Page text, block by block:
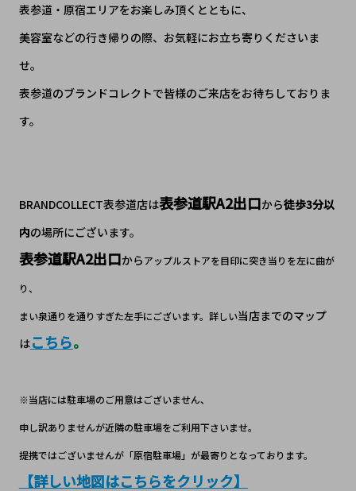
表参道・原宿エリアをお楽しみ頂くとともに、
美容室などの行き帰りの際、お気軽にお立ち寄りくださいま
せ。
表参道のブランドコレクトで皆様のご来店をお待ちしておりま
す。
BRANDCOLLECT表参道店は表参道駅A2出口から徒歩3分以
内の場所にございます。
表参道駅A2出口からアップルストアを目印に突き当りを左に曲が
り、
まい泉通りを通りすぎた左手にございます。詳しい当店までのマップ
はこちら。
※当店には駐車場のご用意はございません、
申し訳ありませんが近隣の駐車場をご利用下さいませ。
提携ではございませんが「原宿駐車場」が最寄りとなっております。
【詳しい地図はこちらをクリック】